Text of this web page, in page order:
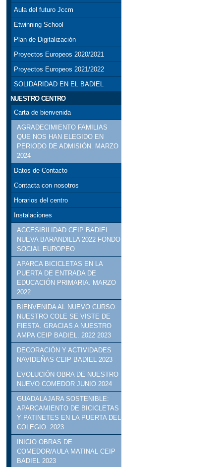
Aula del futuro Jccm
Etwinning School
Plan de Digitalización
Proyectos Europeos 2020/2021
Proyectos Europeos 2021/2022
SOLIDARIDAD EN EL BADIEL
NUESTRO CENTRO
Carta de bienvenida
AGRADECIMIENTO FAMILIAS
QUE NOS HAN ELEGIDO EN
PERIODO DE ADMISIÓN. MARZO
2024
Datos de Contacto
Contacta con nosotros
Horarios del centro
Instalaciones
ACCESIBILIDAD CEIP BADIEL:
NUEVA BARANDILLA 2022 FONDO
SOCIAL EUROPEO
APARCA BICICLETAS EN LA
PUERTA DE ENTRADA DE
EDUCACIÓN PRIMARIA. MARZO
2022
BIENVENIDA AL NUEVO CURSO:
NUESTRO COLE SE VISTE DE
FIESTA. GRACIAS A NUESTRO
AMPA CEIP BADIEL. 2022 2023
DECORACIÓN Y ACTIVIDADES
NAVIDEÑAS CEIP BADIEL 2023
EVOLUCIÓN OBRA DE NUESTRO
NUEVO COMEDOR JUNIO 2024
GUADALAJARA SOSTENIBLE:
APARCAMIENTO DE BICICLETAS
Y PATINETES EN LA PUERTA DEL
COLEGIO. 2023
INICIO OBRAS DE
COMEDOR/AULA MATINAL CEIP
BADIEL 2023